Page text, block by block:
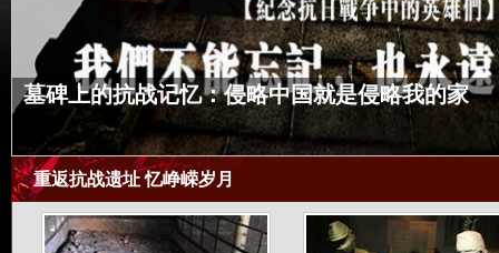
墓碑上的抗战记忆：侵略中国就是侵略我的家
重返抗战遗址 忆峥嵘岁月